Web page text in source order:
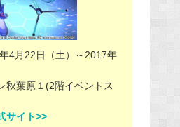
4月22日（土）～2017年
秋葉原１(2階イベントス
サイト>>